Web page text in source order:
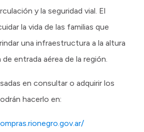
y la seguridad vial. El
la vida de las familias que
una infraestructura a la altura
entrada aérea de la región.
en consultar o adquirir los
hacerlo en: